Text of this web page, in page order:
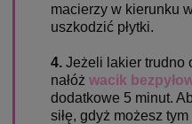
macierzy w kierunku
uszkodzić płytki.
4. Jeżeli lakier trudno
nałóż wacik
dodatkowe 5 minut.
siłę, gdyż możesz